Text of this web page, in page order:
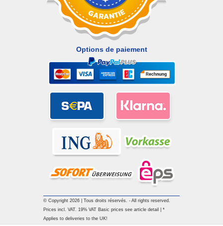
Options de paiement
© Copyright 2026 | Tous droits réservés. - All rights reserved.
Prices incl. VAT. 19% VAT Basic prices see article detail | *
Applies to deliveries to the UK!